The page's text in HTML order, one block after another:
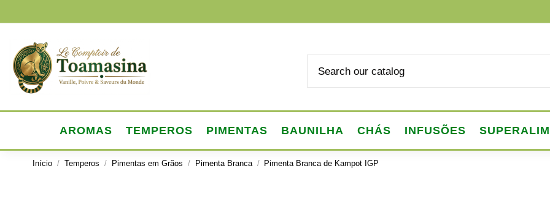
AROMAS TEMPEROS PIMENTAS BAUNILHA CHÁS INFUSÕES
Início Temperos Pimentas em Grãos Pimenta Branca Pimenta Branca de Kampot IGP